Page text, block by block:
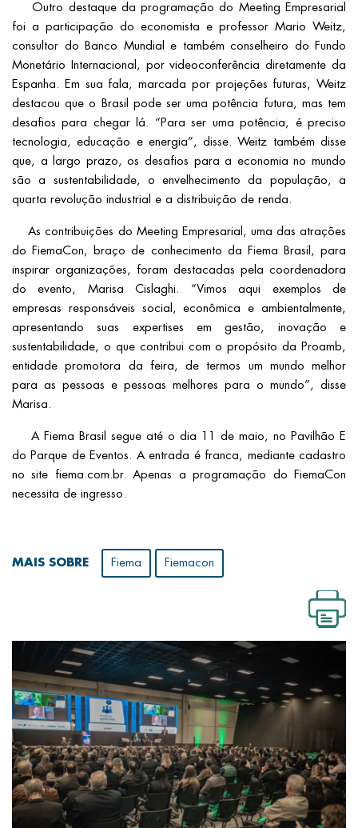
Outro destaque da programação do Meeting Empresarial
foi a participação do economista e professor Mario Weitz,
consultor do Banco Mundial e também conselheiro do Fundo
Monetário Internacional, por videoconferência diretamente da
Espanha. Em sua fala, marcada por projeções futuras, Weitz
destacou que o Brasil pode ser uma potência futura, mas tem
desafios para chegar lá. “Para ser uma potência, é preciso
tecnologia, educação e energia”, disse. Weitz também disse
que, a largo prazo, os desafios para a economia no mundo
são a sustentabilidade, o envelhecimento da população, a
quarta revolução industrial e a distribuição de renda.
As contribuições do Meeting Empresarial, uma das atrações
do FiemaCon, braço de conhecimento da Fiema Brasil, para
inspirar organizações, foram destacadas pela coordenadora
do evento, Marisa Cislaghi. “Vimos aqui exemplos de
empresas responsáveis social, econômica e ambientalmente,
apresentando suas expertises em gestão, inovação e
sustentabilidade, o que contribui com o propósito da Proamb,
entidade promotora da feira, de termos um mundo melhor
para as pessoas e pessoas melhores para o mundo”, disse
Marisa.
A Fiema Brasil segue até o dia 11 de maio, no Pavilhão E
do Parque de Eventos. A entrada é franca, mediante cadastro
no site fiema.com.br. Apenas a programação do FiemaCon
necessita de ingresso.
MAIS SOBRE Fiema Fiemacon